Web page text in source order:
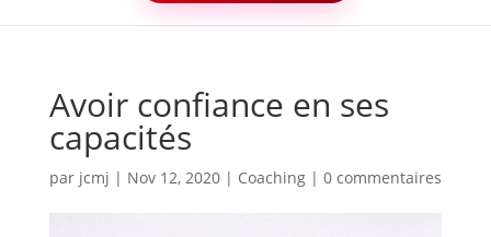
Avoir confiance en ses
capacités
par jcmj | Nov 12, 2020| Coaching| 0 commentaires